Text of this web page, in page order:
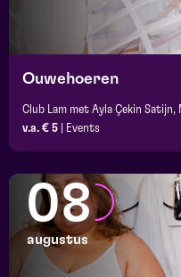
Ouwehoeren
v.a. € 5
Events
08
augustus